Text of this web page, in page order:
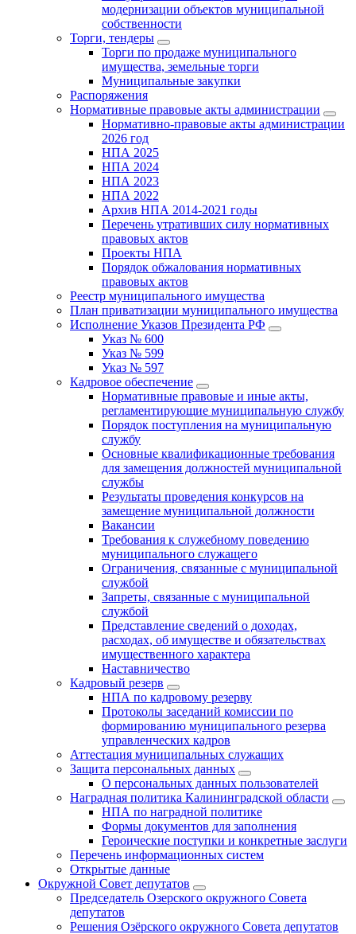
модернизации объектов муниципальной
собственности
Торги, тендеры
Торги по продаже муниципального
имущества, земельные торги
Муниципальные закупки
Распоряжения
Нормативные правовые акты администрации
Нормативно-правовые акты администрации
2026 год
НПА 2025
НПА 2024
НПА 2023
НПА 2022
Архив НПА 2014-2021 годы
Перечень утративших силу нормативных
правовых актов
Проекты НПА
Порядок обжалования нормативных
правовых актов
Реестр муниципального имущества
План приватизации муниципального имущества
Исполнение Указов Президента РФ
Указ № 600
Указ № 599
Указ № 597
Кадровое обеспечение
Нормативные правовые и иные акты,
регламентирующие муниципальную службу
Порядок поступления на муниципальную
службу
Основные квалификационные требования
для замещения должностей муниципальной
службы
Результаты проведения конкурсов на
замещение муниципальной должности
Вакансии
Требования к служебному поведению
муниципального служащего
Ограничения, связанные с муниципальной
службой
Запреты, связанные с муниципальной
службой
Представление сведений о доходах,
расходах, об имуществе и обязательствах
имущественного характера
Наставничество
Кадровый резерв
НПА по кадровому резерву
Протоколы заседаний комиссии по
формированию муниципального резерва
управленческих кадров
Аттестация муниципальных служащих
Защита персональных данных
О персональных данных пользователей
Наградная политика Калининградской области
НПА по наградной политике
Формы документов для заполнения
Героические поступки и конкретные заслуги
Перечень информационных систем
Открытые данные
Окружной Совет депутатов
Председатель Озерского окружного Совета
депутатов
Решения Озёрского окружного Совета депутатов